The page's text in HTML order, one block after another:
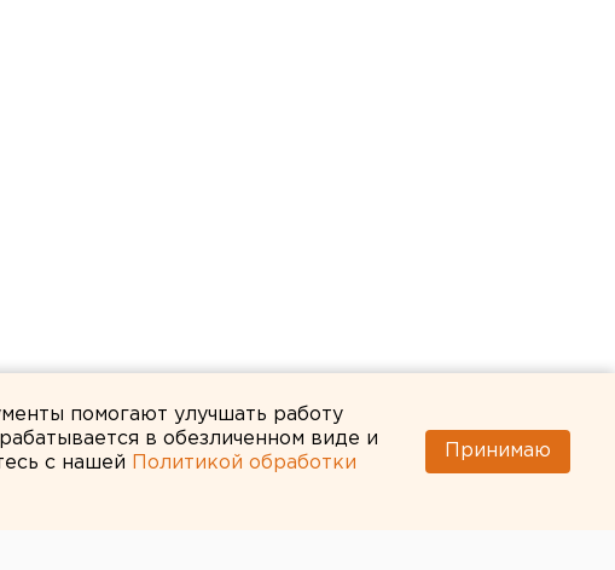
помогают улучшать работу
в обезличенном виде и
с нашей
Политикой обработки
Принимаю